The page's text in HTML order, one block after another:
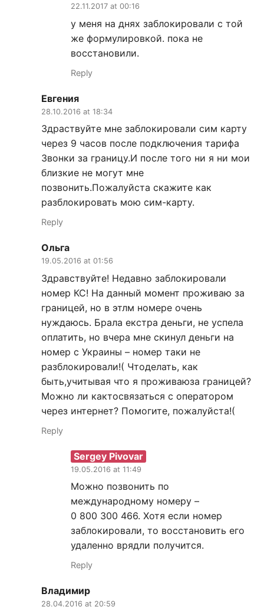
22.11.2017 at 00:16
у меня на днях заблокировали с той
же формулировкой. пока не
восстановили.
Reply
Евгения
28.10.2016 at 18:34
Здраствуйте мне заблокировали сим карту
через 9 часов после подключения тарифа
Звонки за границу.И после того ни я ни мои
близкие не могут мне
позвонить.Пожалуйста скажите как
разблокировать мою сим-карту.
Reply
Ольга
19.05.2016 at 01:56
Здравствуйте! Недавно заблокировали
номер КС! На данный момент проживаю за
границей, но в этлм номере очень
нуждаюсь. Брала екстра деньги, не успела
оплатить, но вчера мне скинул деньги на
номер с Украины – номер таки не
разблокировали!( Чтоделать, как
быть,учитывая что я проживаюза границей?
Можно ли кактосвязаться с оператором
через интернет? Помогите, пожалуйста!(
Reply
Sergey Pivovar
19.05.2016 at 11:49
Можно позвонить по
международному номеру –
0 800 300 466. Хотя если номер
заблокировали, то восстановить его
удаленно врядли получится.
Reply
Владимир
28.04.2016 at 20:59